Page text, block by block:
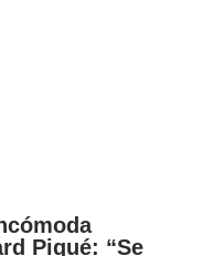
Piqué: “Se